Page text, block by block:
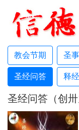
教会节期 圣
圣经问答 释
圣经问答（创卅